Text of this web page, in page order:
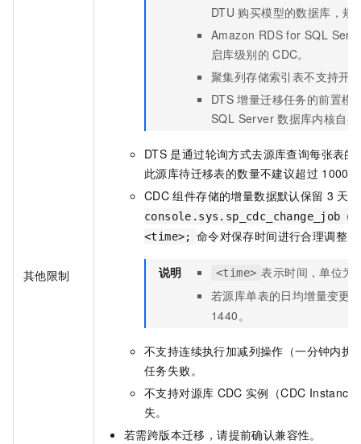
其他限制
DTU 购买模型的数据库，规
Amazon RDS for SQL
启库级别的 CDC。
聚集列存储索引表不支持开
DTS 增量迁移任务的前置模
SQL Server 数据库内核自
DTS 是通过轮询方式去源库查询每张表的
此源库待迁移表的数量不建议超过 1000
CDC 组件存储的增量数据默认保留 3 天
console.sys.sp_cdc_change_job
<time>; 命令对保存时间进行合理调整。
说明 <time> 表示时间，单位为
若源库单表的日均增量变更
1440。
不支持连续执行加减列操作（一分钟内执
任务失败。
不支持对源库 CDC 实例（CDC Instance
失。
若需跨版本迁移，请提前确认兼容性。